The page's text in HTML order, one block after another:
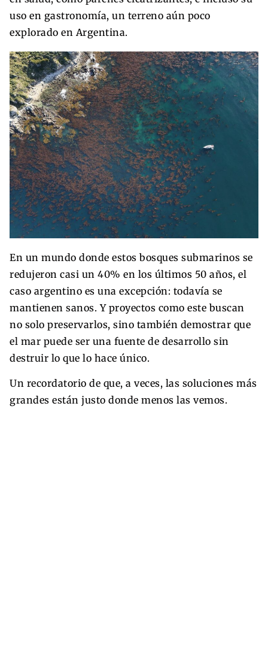
uso en gastronomía, un terreno aún poco
explorado en Argentina.
En un mundo donde estos bosques submarinos se
redujeron casi un 40% en los últimos 50 años, el
caso argentino es una excepción: todavía se
mantienen sanos. Y proyectos como este buscan
no solo preservarlos, sino también demostrar que
el mar puede ser una fuente de desarrollo sin
destruir lo que lo hace único.
Un recordatorio de que, a veces, las soluciones más
grandes están justo donde menos las vemos.